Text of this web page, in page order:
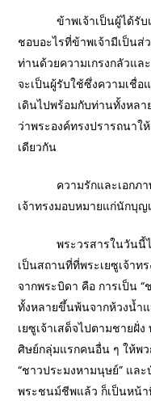
ข้าพเจ้าเป็นผู้ได้รับเลื
ชอบอะไรที่ข้าพเจ้ามีเป็น
ท่านด้วยความเกรงกลัวแ
จะเป็นผู้รับใช้ซึ่งความเชื่
เดินไปพร้อมกับท่านทั้งหล
ว่าพระองค์ทรงปรารถนาใ
เดียวกัน
ความรักและเอกภาพนี้
เจ้าทรงมอบหมายแก่นักบุญ
พระวรสารในวันนี้ได้พ
เป็นสถานที่ที่พระเยซูเจ้าท
จากพระบิดา คือ การเป็น
ทั้งหลายขึ้นพ้นจากห้วงน้ำ
เยซูเจ้าเสด็จไปตามชายฝั่
ศิษย์กลุ่มแรกคนอื่น ๆ ให้พ
“ชาวประมงหามนุษย์” แล
พระชนม์ชีพแล้ว ก็เป็นหน้